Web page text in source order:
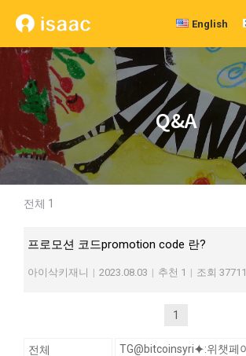
English
Q&A
전체 1
프로모션 코드promotion code 란?
아이삭키재니 | 2023.08.03 | 추천 1 | 조회 37711
1